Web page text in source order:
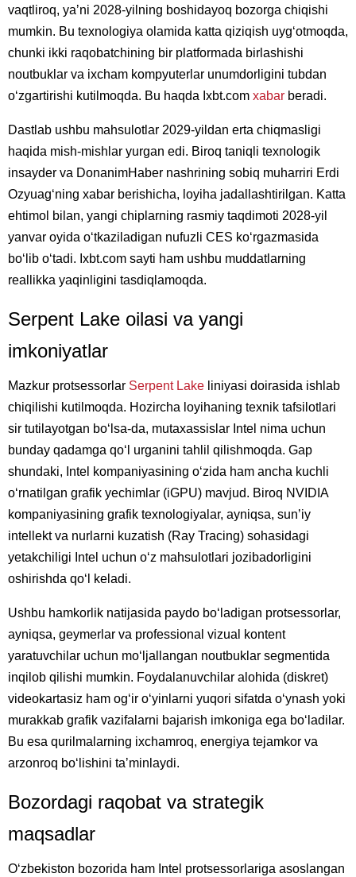
vaqtliroq, yaʼni 2028-yilning boshidayoq bozorga chiqishi
mumkin. Bu texnologiya olamida katta qiziqish uygʻotmoqda,
chunki ikki raqobatchining bir platformada birlashishi
noutbuklar va ixcham kompyuterlar unumdorligini tubdan
oʻzgartirishi kutilmoqda. Bu haqda Ixbt.com xabar beradi.
Dastlab ushbu mahsulotlar 2029-yildan erta chiqmasligi
haqida mish-mishlar yurgan edi. Biroq taniqli texnologik
insayder va DonanimHaber nashrining sobiq muharriri Erdi
Ozyuagʻning xabar berishicha, loyiha jadallashtirilgan. Katta
ehtimol bilan, yangi chiplarning rasmiy taqdimoti 2028-yil
yanvar oyida oʻtkaziladigan nufuzli CES koʻrgazmasida
boʻlib oʻtadi. Ixbt.com sayti ham ushbu muddatlarning
reallikka yaqinligini tasdiqlamoqda.
Serpent Lake oilasi va yangi
imkoniyatlar
Mazkur protsessorlar Serpent Lake liniyasi doirasida ishlab
chiqilishi kutilmoqda. Hozircha loyihaning texnik tafsilotlari
sir tutilayotgan boʻlsa-da, mutaxassislar Intel nima uchun
bunday qadamga qoʻl urganini tahlil qilishmoqda. Gap
shundaki, Intel kompaniyasining oʻzida ham ancha kuchli
oʻrnatilgan grafik yechimlar (iGPU) mavjud. Biroq NVIDIA
kompaniyasining grafik texnologiyalar, ayniqsa, sunʼiy
intellekt va nurlarni kuzatish (Ray Tracing) sohasidagi
yetakchiligi Intel uchun oʻz mahsulotlari jozibadorligini
oshirishda qoʻl keladi.
Ushbu hamkorlik natijasida paydo boʻladigan protsessorlar,
ayniqsa, geymerlar va professional vizual kontent
yaratuvchilar uchun moʻljallangan noutbuklar segmentida
inqilob qilishi mumkin. Foydalanuvchilar alohida (diskret)
videokartasiz ham ogʻir oʻyinlarni yuqori sifatda oʻynash yoki
murakkab grafik vazifalarni bajarish imkoniga ega boʻladilar.
Bu esa qurilmalarning ixchamroq, energiya tejamkor va
arzonroq boʻlishini taʼminlaydi.
Bozordagi raqobat va strategik
maqsadlar
Oʻzbekiston bozorida ham Intel protsessorlariga asoslangan